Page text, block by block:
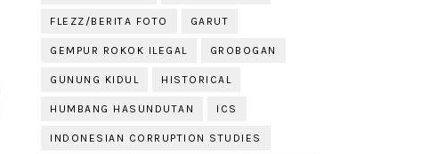
FLEZZ/BERITA FOTO GARUT
GEMPUR ROKOK ILEGAL GROBOGAN
GUNUNG KIDUL HISTORICAL
HUMBANG HASUNDUTAN ICS
INDONESIAN CORRUPTION STUDIES